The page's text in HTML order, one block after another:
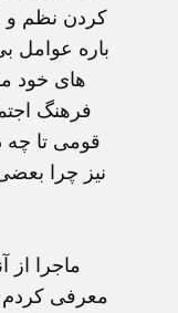
کردن نظم و
باره عوامل
های خود
فرهنگ
قومی تا
نيز چرا
ماجرا از
معرفی کردم